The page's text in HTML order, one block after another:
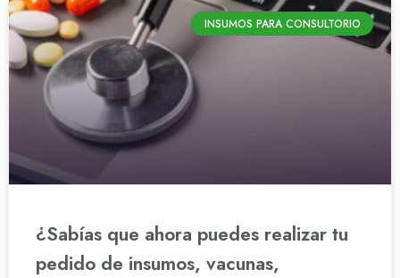
INSUMOS PARA CONSULTORIO
¿Sabías que ahora puedes realizar tu
pedido de insumos, vacunas,